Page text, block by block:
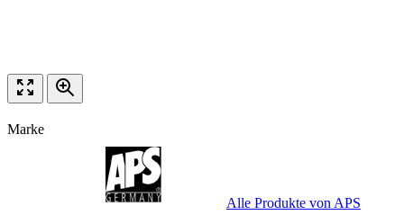
Marke
Alle Produkte von APS